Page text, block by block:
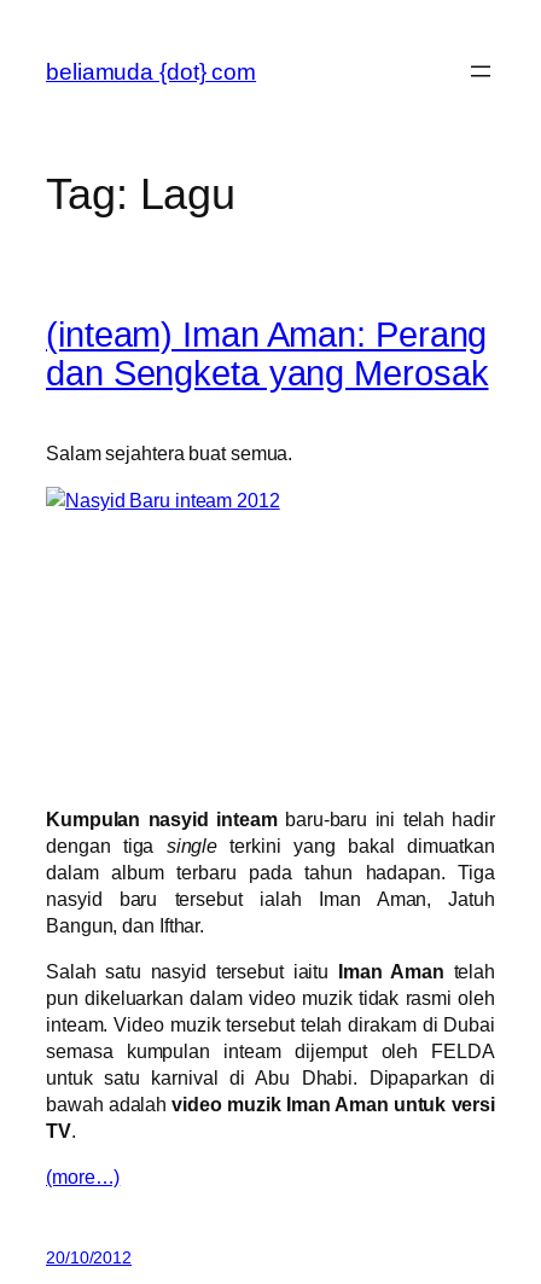
content
beliamuda {dot} com
Tag: Lagu
(inteam) Iman Aman: Perang
dan Sengketa yang Merosak
Salam sejahtera buat semua.
Kumpulan nasyid inteambaru-baru ini telah hadir
dengan tiga single terkini yang bakal dimuatkan
dalam album terbaru pada tahun hadapan. Tiga
nasyid baru tersebut ialah Iman Aman, Jatuh
Bangun, dan Ifthar.
Salah satu nasyid tersebut iaitu Iman Aman telah
pun dikeluarkan dalam video muzik tidak rasmi oleh
inteam. Video muzik tersebut telah dirakam di Dubai
semasa kumpulan inteam dijemput oleh FELDA
untuk satu karnival di Abu Dhabi. Dipaparkan di
bawah adalahvideo muzik Iman Aman untuk versi
TV.
(more…)
20/10/2012